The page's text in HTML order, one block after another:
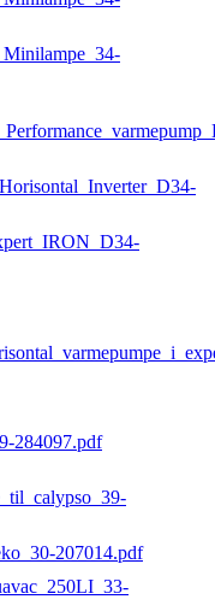
284097.pdf
207014.pdf